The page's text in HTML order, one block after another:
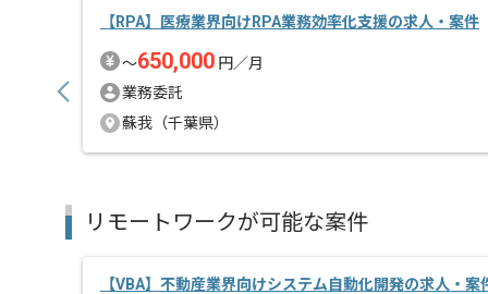
【RPA】医療業界向けRPA業務効率化支援の求人・案件
〜650,000 円／月
業務委託
蘇我（千葉県）
リモートワークが可能な案件
【VBA】不動産業界向けシステム自動化開発の求人・案